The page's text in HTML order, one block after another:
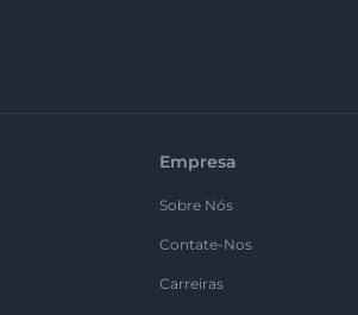
Empresa
Sobre Nós
Contate-Nos
Carreiras